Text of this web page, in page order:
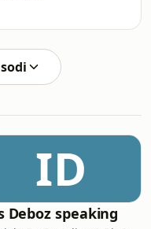
ID
Deboz speaking